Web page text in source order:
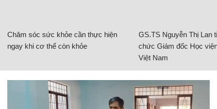
Chăm sóc sức khỏe cần thực hiện
ngay khi cơ thể còn khỏe
GS.TS Nguyễn Thị Lan
chức Giám đốc Học
Việt Nam